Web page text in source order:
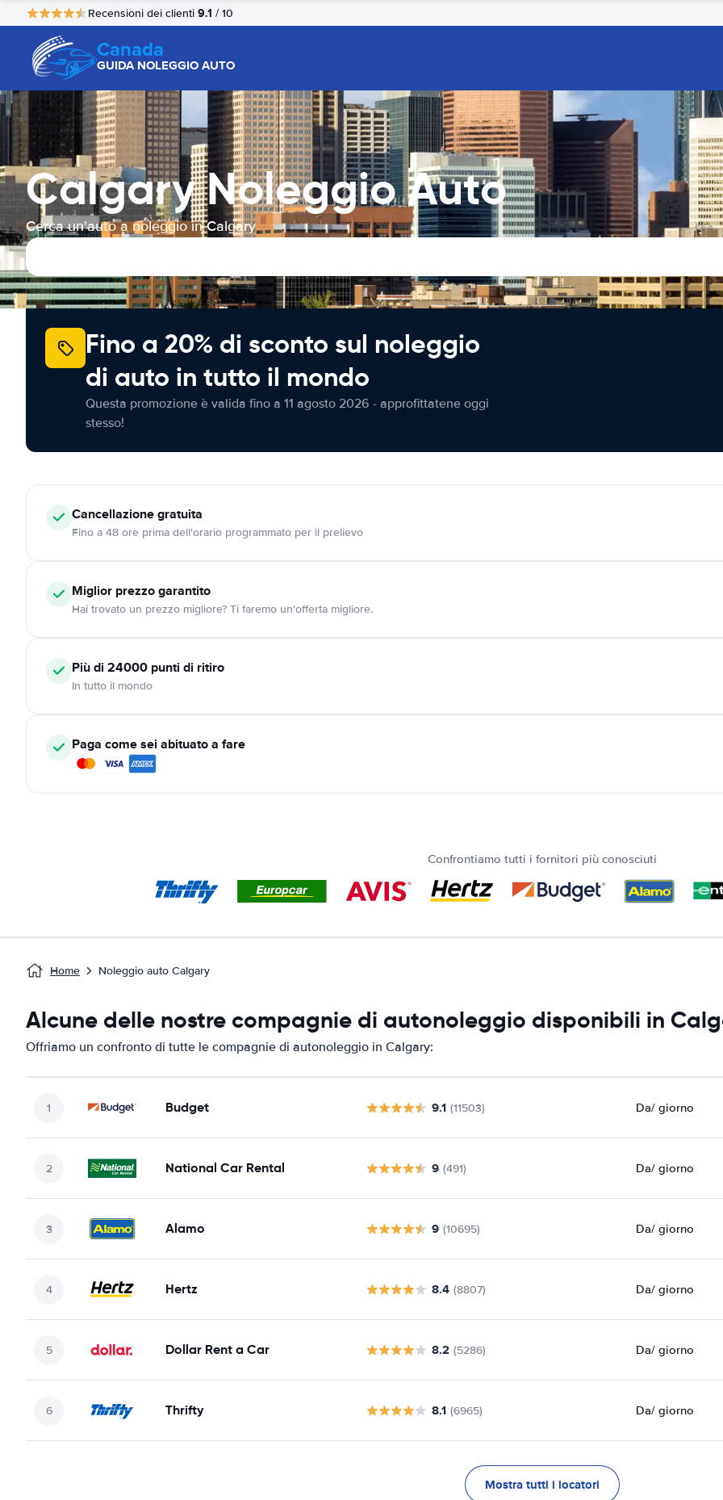
Recensioni dei clienti 9.1 / 10
Canada
GUIDA NOLEGGIO AUTO
Calgary Noleggio Auto
Cerca un'auto a noleggio in Calgary
Fino a 20% di sconto sul noleggio
di auto in tutto il mondo
Questa promozione è valida fino a 11 agosto 2026 - approfittatene oggi
stesso!
Cancellazionegratuita
Fino a 48 ore prima dell'orario programmato per il prelievo
Miglior prezzo garantito
Hai trovato un prezzo migliore? Ti faremo un'offerta migliore.
Più di 24000 punti di ritiro
In tutto il mondo
Paga come sei abituato a fare
Confrontiamo tutti i fornitori più conosciuti
Home Noleggio auto Calgary
Alcune delle nostre compagnie di autonoleggio disponibili in
Offriamo un confronto di tutte le compagnie di autonoleggio in Calgary:
Budget 9.1 (11503) Da/ giorno
National Car Rental 9 (491) Da/ giorno
Alamo 9 (10695) Da/ giorno
Hertz 8.4 (8807) Da/ giorno
Dollar Rent a Car 8.2 (5286) Da/ giorno
Thrifty 8.1 (6965) Da/ giorno
Mostra tutti i locatori